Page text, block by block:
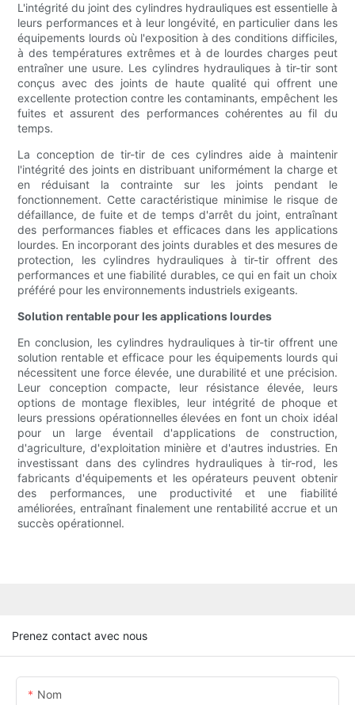
L'intégrité du joint des cylindres hydrauliques est essentielle à
leurs performances et à leur longévité, en particulier dans les
équipements lourds où l'exposition à des conditions difficiles,
à des températures extrêmes et à de lourdes charges peut
entraîner une usure. Les cylindres hydrauliques à tir-tir sont
conçus avec des joints de haute qualité qui offrent une
excellente protection contre les contaminants, empêchent les
fuites et assurent des performances cohérentes au fil du
temps.
La conception de tir-tir de ces cylindres aide à maintenir
l'intégrité des joints en distribuant uniformément la charge et
en réduisant la contrainte sur les joints pendant le
fonctionnement. Cette caractéristique minimise le risque de
défaillance, de fuite et de temps d'arrêt du joint, entraînant
des performances fiables et efficaces dans les applications
lourdes. En incorporant des joints durables et des mesures de
protection, les cylindres hydrauliques à tir-tir offrent des
performances et une fiabilité durables, ce qui en fait un choix
préféré pour les environnements industriels exigeants.
Solution rentable pour les applications lourdes
En conclusion, les cylindres hydrauliques à tir-tir offrent une
solution rentable et efficace pour les équipements lourds qui
nécessitent une force élevée, une durabilité et une précision.
Leur conception compacte, leur résistance élevée, leurs
options de montage flexibles, leur intégrité de phoque et
leurs pressions opérationnelles élevées en font un choix idéal
pour un large éventail d'applications de construction,
d'agriculture, d'exploitation minière et d'autres industries. En
investissant dans des cylindres hydrauliques à tir-rod, les
fabricants d'équipements et les opérateurs peuvent obtenir
des performances, une productivité et une fiabilité
améliorées, entraînant finalement une rentabilité accrue et un
succès opérationnel.
Prenez contact avec nous
Nom